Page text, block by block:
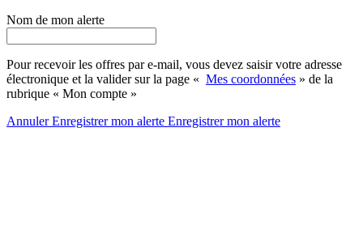
Nom de mon alerte
Pour recevoir les offres par e-mail, vous devez saisir votre adresse
électronique et la valider sur la page « Mes coordonnées » de la
rubrique « Mon compte »
AnnulerEnregistrer mon alerte Enregistrermon alerte